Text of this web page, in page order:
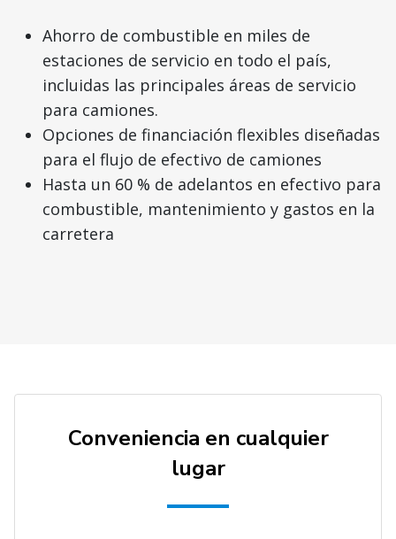
Ahorro de combustible en miles de
estaciones de servicio en todo el país,
incluidas las principales áreas de servicio
para camiones.
Opciones de financiación flexibles diseñadas
para el flujo de efectivo de camiones
Hasta un 60 % de adelantos en efectivo para
combustible, mantenimiento y gastos en la
carretera
Conveniencia en cualquier
lugar